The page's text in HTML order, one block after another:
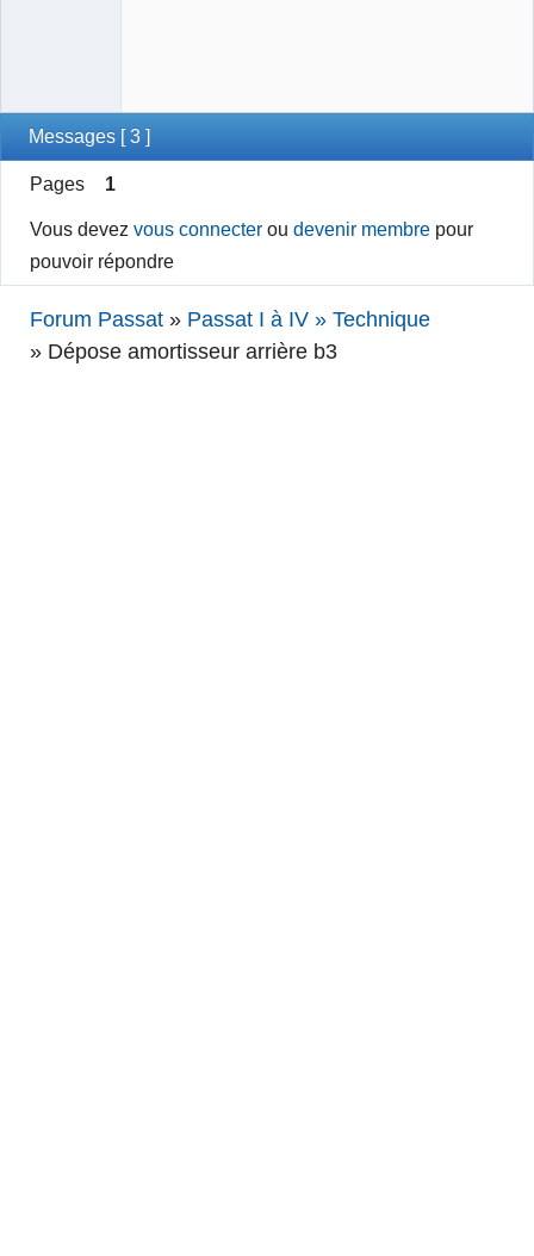
Messages [ 3 ]
Pages 1
Vous devezvous connecter oudevenir membre pour
pouvoir répondre
Forum Passat » Passat I à IV » Technique
» Dépose amortisseur arrière b3